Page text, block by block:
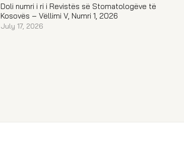
Doli numri i ri i Revistës së Stomatologëve të
Kosovës – Vëllimi V, Numri 1, 2026
July 17, 2026